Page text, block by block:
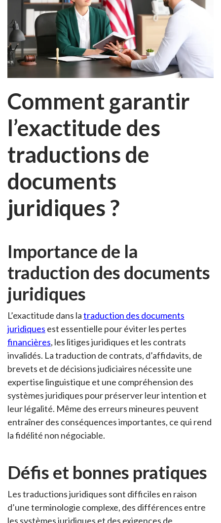
Comment garantir
l’exactitude des
traductions de
documents
juridiques ?
Importance de la
traduction des documents
juridiques
L’exactitude dans latraduction des documents
juridiques est essentielle pour éviter les pertes
financières, les litiges juridiques et les contrats
invalidés. La traduction de contrats, d’affidavits, de
brevets et de décisions judiciaires nécessite une
expertise linguistique et une compréhension des
systèmes juridiques pour préserver leur intention et
leur légalité. Même des erreurs mineures peuvent
entraîner des conséquences importantes, ce qui rend
la fidélité non négociable.
Défis et bonnes pratiques
Les traductions juridiques sont difficiles en raison
d’une terminologie complexe, des différences entre
les systèmes juridiques et des exigences de